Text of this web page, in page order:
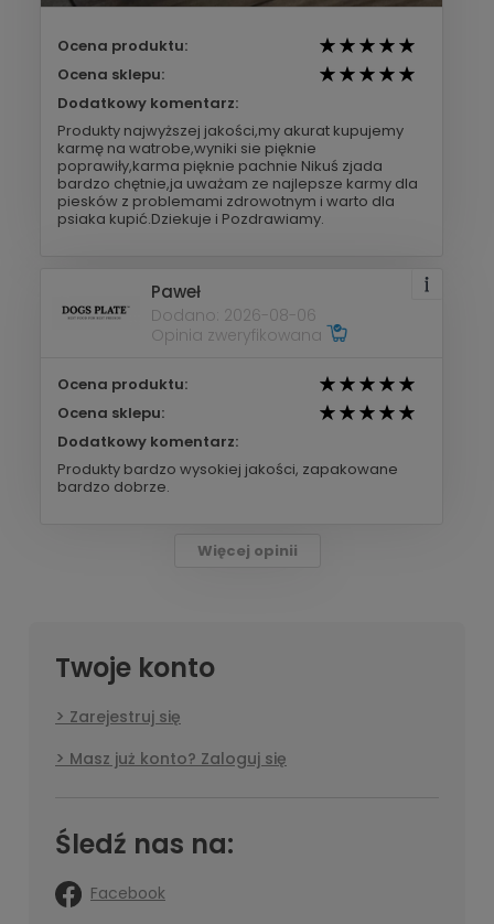
Ocena produktu:
Ocena sklepu:
Dodatkowy komentarz:
Produkty najwyższej jakości,my akurat kupujemy
karmę na watrobe,wyniki sie pięknie
poprawiły,karma pięknie pachnie Nikuś zjada
bardzo chętnie,ja uważam ze najlepsze karmy dla
piesków z problemami zdrowotnym i warto dla
psiaka kupić.Dziekuje i Pozdrawiamy.
Paweł
Dodano: 2026-08-06
Opinia zweryfikowana
Ocena produktu:
Ocena sklepu:
Dodatkowy komentarz:
Produkty bardzo wysokiej jakości, zapakowane
bardzo dobrze.
Więcej opinii
Twoje konto
Zarejestruj się
Masz już konto? Zaloguj się
Śledź nas na:
Facebook